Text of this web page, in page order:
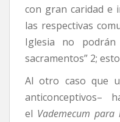
con gran caridad e
las respectivas
Iglesia no
sacramentos” 2;
Al otro caso que
anticonceptivos–
el Vademecum para